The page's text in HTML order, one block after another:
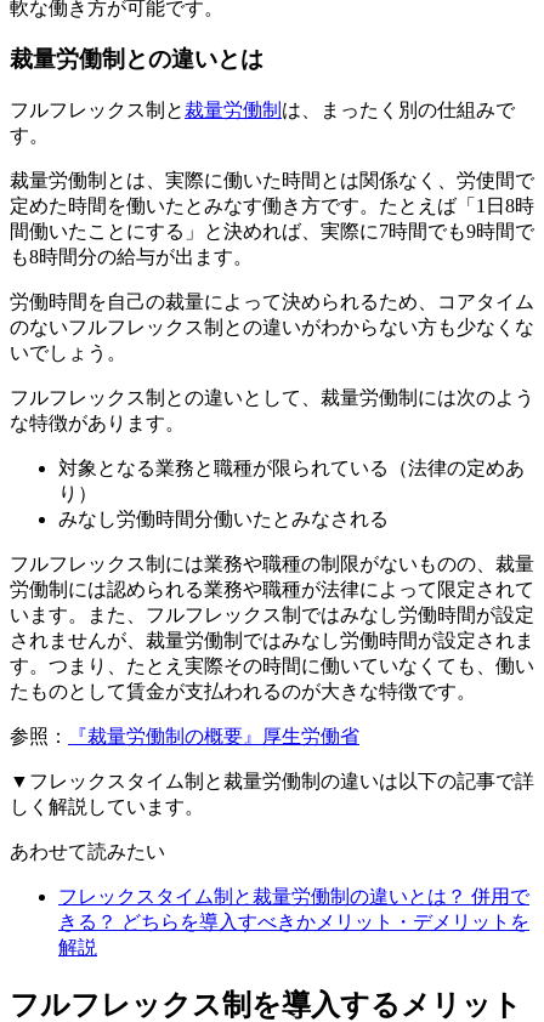
軟な働き方が可能です。
裁量労働制との違いとは
フルフレックス制と裁量労働制 は、まったく別の仕組みで
す。
裁量労働制とは、実際に働いた時間とは関係なく、労使間で
定めた時間を働いたとみなす働き方です。たとえば「1日8時
間働いたことにする」と決めれば、実際に7時間でも9時間で
も8時間分の給与が出ます。
労働時間を自己の裁量によって決められるため、コアタイム
のないフルフレックス制との違いがわからない方も少なくな
いでしょう。
フルフレックス制との違いとして、裁量労働制には次のよう
な特徴があります。
対象となる業務と職種が限られている（法律の定めあ
り）
みなし労働時間分働いたとみなされる
フルフレックス制には業務や職種の制限がないものの、裁量
労働制には認められる業務や職種が法律によって限定されて
います。また、フルフレックス制ではみなし労働時間が設定
されませんが、裁量労働制ではみなし労働時間が設定されま
す。つまり、たとえ実際その時間に働いていなくても、働い
たものとして賃金が支払われるのが大きな特徴です。
参照： 『裁量労働制の概要』厚生労働省
▼フレックスタイム制と裁量労働制の違いは以下の記事で詳
しく解説しています。
あわせて読みたい
フレックスタイム制と裁量労働制の違いとは？ 併用で
きる？ どちらを導入すべきかメリット・デメリットを
解説
フルフレックス制を導入するメリット